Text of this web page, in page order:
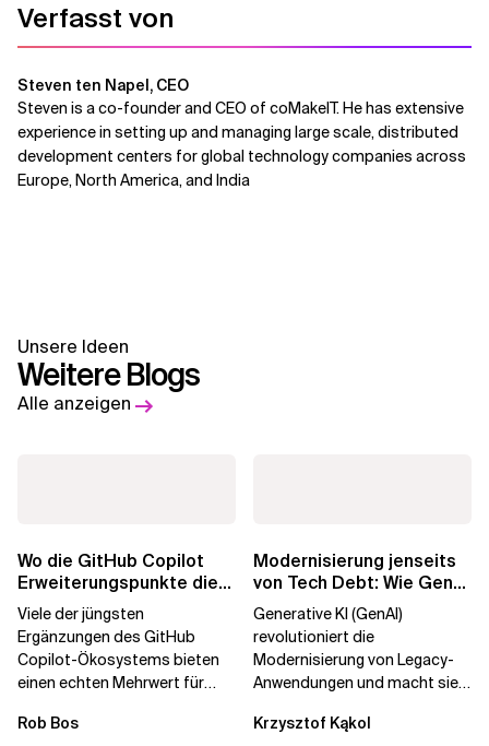
Verfasst von
Steven ten Napel, CEO
Steven is a co-founder and CEO of coMakeIT. He has extensive
experience in setting up and managing large scale, distributed
development centers for global technology companies across
Europe, North America, and India
Unsere Ideen
Weitere Blogs
Alle anzeigen
Wo die GitHub Copilot
Erweiterungspunkte die
Governance brechen
Viele der jüngsten
Ergänzungen des GitHub
Copilot-Ökosystems bieten
einen echten Mehrwert für
aber auch die...
Rob Bos
Modernisierung jenseits
von Tech Debt: Wie GenAI
die
Generative KI (GenAI)
revolutioniert die
Modernisierung von Legacy-
Anwendungen und macht sie
Durch die Automatisierung...
Krzysztof Kąkol